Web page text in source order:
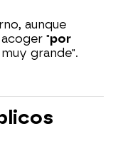
aunque
"por
muy grande".